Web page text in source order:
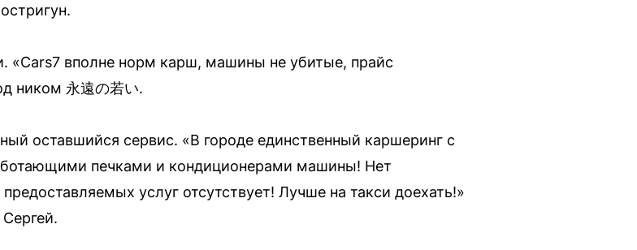
«Cars7 вполне норм карш, машины не убитые, прайс
ником 永遠の若い.
оставшийся сервис. «В городе единственный каршеринг с
печками и кондиционерами машины! Нет
услуг отсутствует! Лучше на такси доехать!»